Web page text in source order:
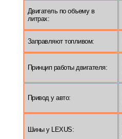
Двигатель по объему в
литрах:
Заправляют топливом:
Принцип работы двигателя:
Привод у авто:
Шины у LEXUS: